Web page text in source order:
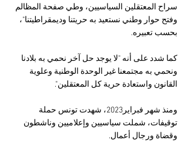
سراح المعتقلين السياسيين، وطي صفحة المظالم
وفتح حوار وطني نستعيد به حريتنا وديمقراطيتنا"،
بحسب تعبيره.
كما شدد على أنه "لا يوجد حل آخر نحمي به بلادنا
ونحمي به مجتمعنا غير الوحدة الوطنية وعلوية
القانون واستعادة حرية كل المعتقلين".
ومنذ شهر فبراير2023، شهدت تونس حملة
توقيفات، شملت سياسيين وإعلاميين وناشطون
وقضاة ورجال أعمال.